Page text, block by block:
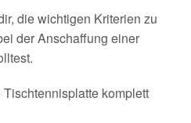
die wichtigen Kriterien zu
der Anschaffung einer
komplett